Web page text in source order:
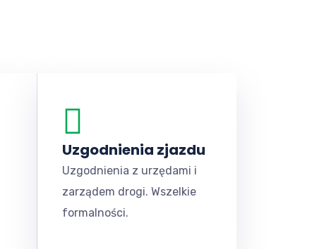
Uzgodnienia zjazdu
Uzgodnienia z urzędami i
zarządem drogi. Wszelkie
formalności.